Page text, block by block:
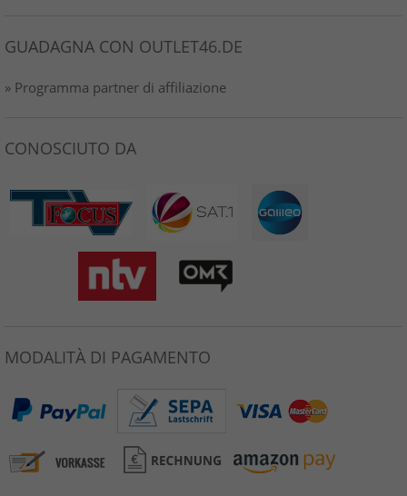
GUADAGNA CON OUTLET46.DE
» Programma partner di affiliazione
CONOSCIUTO DA
MODALITÀ DI PAGAMENTO